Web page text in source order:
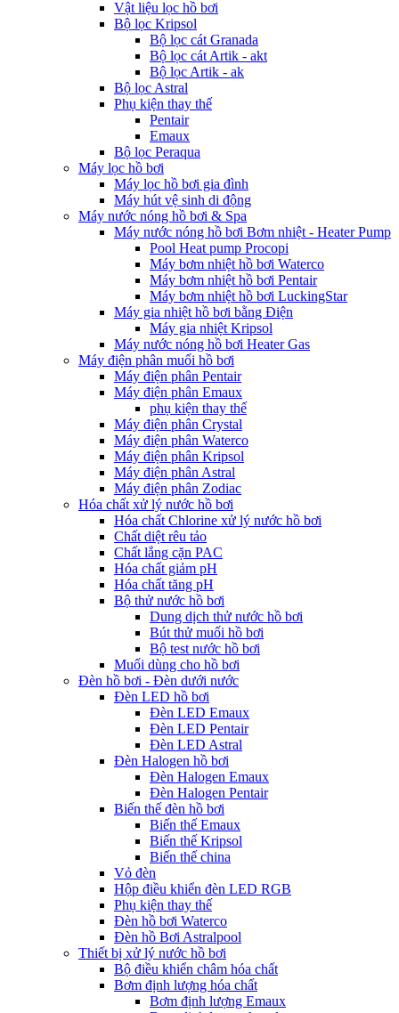
Vật liệu lọc hồ bơi
Bộ lọc Kripsol
Bộ lọc cát Granada
Bộ lọc cát Artik - akt
Bộ lọc Artik - ak
Bộ lọc Astral
Phụ kiện thay thế
Pentair
Emaux
Bộ lọc Peraqua
Máy lọc hồ bơi
Máy lọc hồ bơi gia đình
Máy hút vệ sinh di động
Máy nước nóng hồ bơi & Spa
Máy nước nóng hồ bơi Bơm nhiệt - Heater Pump
Pool Heat pump Procopi
Máy bơm nhiệt hồ bơi Waterco
Máy bơm nhiệt hồ bơi Pentair
Máy bơm nhiệt hồ bơi LuckingStar
Máy gia nhiệt hồ bơi bằng Điện
Máy gia nhiệt Kripsol
Máy nước nóng hồ bơi Heater Gas
Máy điện phân muối hồ bơi
Máy điện phân Pentair
Máy điện phân Emaux
phụ kiện thay thế
Máy điện phân Crystal
Máy điện phân Waterco
Máy điện phân Kripsol
Máy điện phân Astral
Máy điện phân Zodiac
Hóa chất xử lý nước hồ bơi
Hóa chất Chlorine xử lý nước hồ bơi
Chất diệt rêu tảo
Chất lắng cặn PAC
Hóa chất giảm pH
Hóa chất tăng pH
Bộ thử nước hồ bơi
Dung dịch thử nước hồ bơi
Bút thử muối hồ bơi
Bộ test nước hồ bơi
Muối dùng cho hồ bơi
Đèn hồ bơi - Đèn dưới nước
Đèn LED hồ bơi
Đèn LED Emaux
Đèn LED Pentair
Đèn LED Astral
Đèn Halogen hồ bơi
Đèn Halogen Emaux
Đèn Halogen Pentair
Biến thế đèn hồ bơi
Biến thế Emaux
Biến thế Kripsol
Biến thế china
Vỏ đèn
Hộp điều khiển đèn LED RGB
Phụ kiện thay thế
Đèn hồ bơi Waterco
Đèn hồ Bơi Astralpool
Thiết bị xử lý nước hồ bơi
Bộ điều khiển châm hóa chất
Bơm định lượng hóa chất
Bơm định lượng Emaux